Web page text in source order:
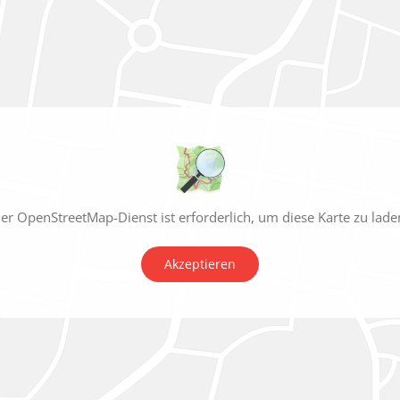
OpenStreetMap-Dienst ist erforderlich, um diese Karte zu
Akzeptieren